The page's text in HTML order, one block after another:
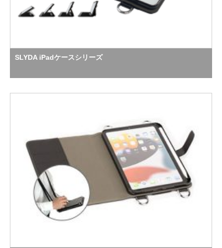
SLYDA iPadケースシリーズ